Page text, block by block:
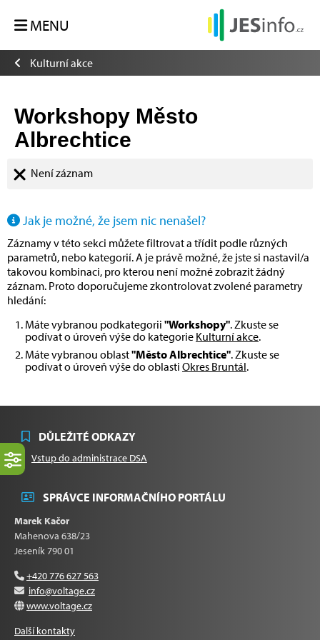
MENU
Kulturní akce
Workshopy Město
Albrechtice
Není záznam
Jak je možné, že jsem nic nenašel?
Záznamy v této sekci můžete filtrovat a třídit podle různých
parametrů, nebo kategorií. A je právě možné, že jste si nastavil/a
takovou kombinaci, pro kterou není možné zobrazit žádný
záznam. Proto doporučujeme zkontrolovat zvolené parametry
hledání:
Máte vybranou podkategorii "Workshopy". Zkuste se
podívat o úroveň výše do kategorie Kulturní akce.
Máte vybranou oblast"Město Albrechtice". Zkuste se
podívat o úroveň výše do oblasti Okres Bruntál.
DŮLEŽITÉ ODKAZY
Vstup do administrace DSA
SPRÁVCE INFORMAČNÍHO PORTÁLU
Marek Kačor
Mahenova 638/23
Jeseník 790 01
+420 776 627 563
info@voltage.cz
www.voltage.cz
Další kontakty